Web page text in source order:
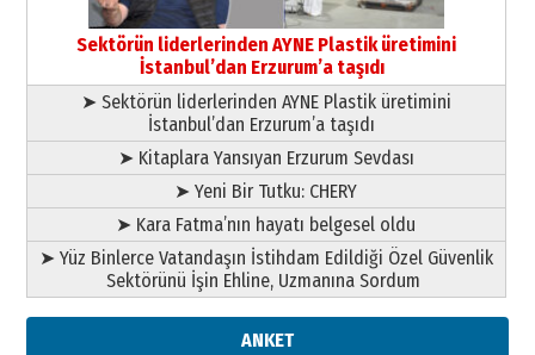
Bir fotoğraf, bir şehir, bir
gazeteci… Dizginler kimin
elinde?
A. Berhan Yılmaz
BİR BÖLÜM DEĞİL, BİR ÖMÜR
SEÇİYORSUNUZ… “NEDEN
ATATÜRK ÜNİVERSİTESİ?”
28 Temmuz 2026 Salı
Ahmet Gökhan YAZICI
Ahmed Yesevi’den bir Alperen…
”Reisimiz” idi… Hakka yürüdü.!
26 Mart 2026 Perşembe
Sektörün liderlerinden AYNE Plastik üretimini
İstanbul’dan Erzurum’a taşıdı
➤ Sektörün liderlerinden AYNE Plastik üretimini
İstanbul’dan Erzurum’a taşıdı
➤ Kitaplara Yansıyan Erzurum Sevdası
➤ Yeni Bir Tutku: CHERY
➤ Kara Fatma’nın hayatı belgesel oldu
➤ Yüz Binlerce Vatandaşın İstihdam Edildiği Özel Güvenlik
Sektörünü İşin Ehline, Uzmanına Sordum
ANKET